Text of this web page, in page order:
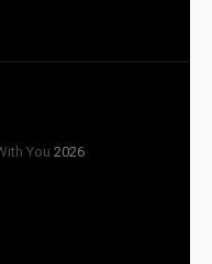
You 2026